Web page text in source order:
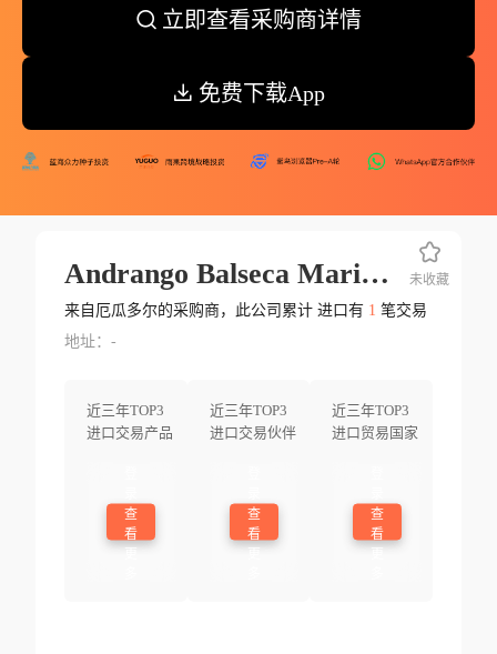
立即查看采购商详情
免费下载App
Andrango Balseca Marianita De Lourdes
来自厄瓜多尔的采购商，此公司累计 进口有 1 笔交易
地址：-
近三年TOP3
进口交易产品
查
看
近三年TOP3
进口交易伙伴
查
看
近三年TOP3
进口贸易国家
查
看
未收藏